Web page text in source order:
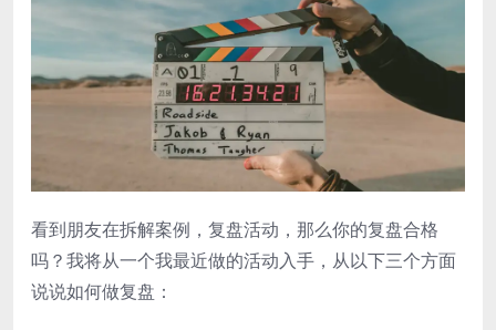
看到朋友在拆解案例，复盘活动，那么你的复盘合格
吗？我将从一个我最近做的活动入手，从以下三个方面
说说如何做复盘：